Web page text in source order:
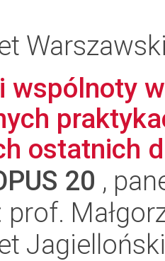
wspólnoty
ostatnich
20 ,